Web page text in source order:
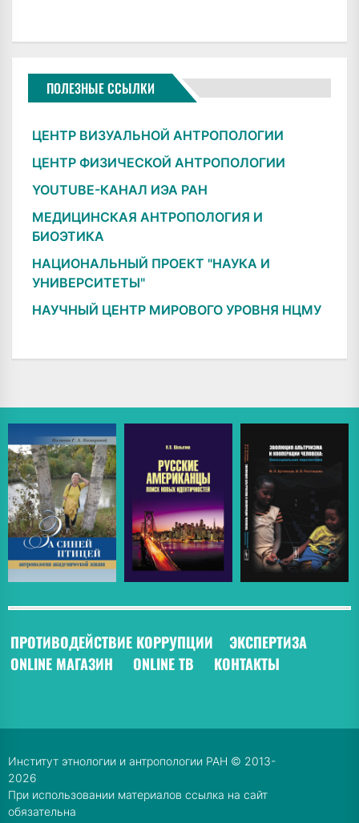
ПОЛЕЗНЫЕ ССЫЛКИ
ЦЕНТР ВИЗУАЛЬНОЙ АНТРОПОЛОГИИ
ЦЕНТР ФИЗИЧЕСКОЙ АНТРОПОЛОГИИ
YOUTUBE-КАНАЛ ИЭА РАН
МЕДИЦИНСКАЯ АНТРОПОЛОГИЯ И
БИОЭТИКА
НАЦИОНАЛЬНЫЙ ПРОЕКТ "НАУКА И
УНИВЕРСИТЕТЫ"
НАУЧНЫЙ ЦЕНТР МИРОВОГО УРОВНЯ НЦМУ
ПРОТИВОДЕЙСТВИЕ КОРРУПЦИИ ЭКСПЕРТИЗА
ONLINE МАГАЗИН
ONLINE ТВ КОНТАКТЫ
Институт этнологии и антропологии РАН © 2013-
2026
При использовании материалов ссылка на сайт
обязательна